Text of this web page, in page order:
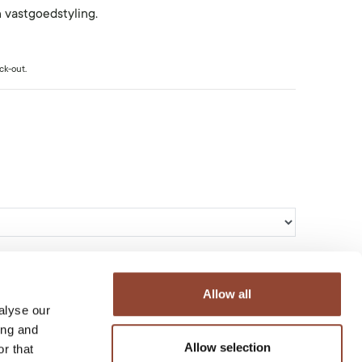
our
and
that
Allow all
Allow selection
vastgoedstyling.
out.